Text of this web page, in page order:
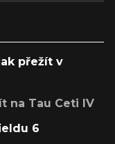
přežít v
na Tau Ceti IV
6